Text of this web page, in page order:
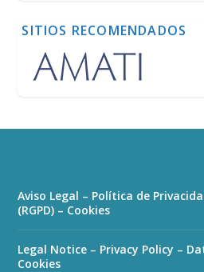
SITIOS RECOMENDADOS
Aviso Legal – Política de
(RGPD) – Cookies
Legal Notice – Privacy Policy –
Cookies